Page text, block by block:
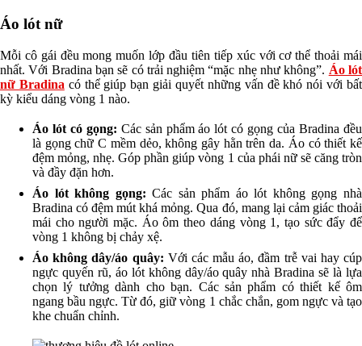
Áo lót nữ
Mỗi cô gái đều mong muốn lớp đầu tiên tiếp xúc với cơ thể thoải mái
nhất. Với Bradina bạn sẽ có trải nghiệm “mặc nhẹ như không”. Áo lót
nữ Bradina có thể giúp bạn giải quyết những vấn đề khó nói với bất
kỳ kiểu dáng vòng 1 nào.
Áo lót có gọng: Các sản phẩm áo lót có gọng của Bradina đều
là gọng chữ C mềm dẻo, không gây hằn trên da. Áo có thiết kế
đệm mỏng, nhẹ. Góp phần giúp vòng 1 của phái nữ sẽ căng tròn
và đầy đặn hơn.
Áo lót không gọng:Các sản phẩm áo lót không gọng nhà
Bradina có đệm mút khá mỏng. Qua đó, mang lại cảm giác thoải
mái cho người mặc. Áo ôm theo dáng vòng 1, tạo sức đẩy để
vòng 1 không bị chảy xệ.
Áo không dây/áo quây: Với các mẫu áo, đầm trễ vai hay cúp
ngực quyến rũ, áo lót không dây/áo quây nhà Bradina sẽ là lựa
chọn lý tưởng dành cho bạn. Các sản phẩm có thiết kế ôm
ngang bầu ngực. Từ đó, giữ vòng 1 chắc chắn, gom ngực và tạo
khe chuẩn chỉnh.